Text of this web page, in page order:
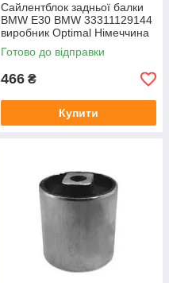
Сайлентблок задньої балки
BMW E30 BMW 33311129144
виробник Optimal Німеччина
Готово до відправки
466 ₴
Купити